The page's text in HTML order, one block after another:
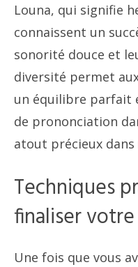
Louna, qui signifie
connaissent un
sonorité douce et
diversité permet
un équilibre parfait
de prononciation
atout précieux
Techniques
finaliser
Une fois que vous